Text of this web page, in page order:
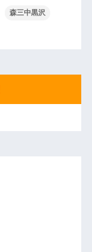
森三中黒沢